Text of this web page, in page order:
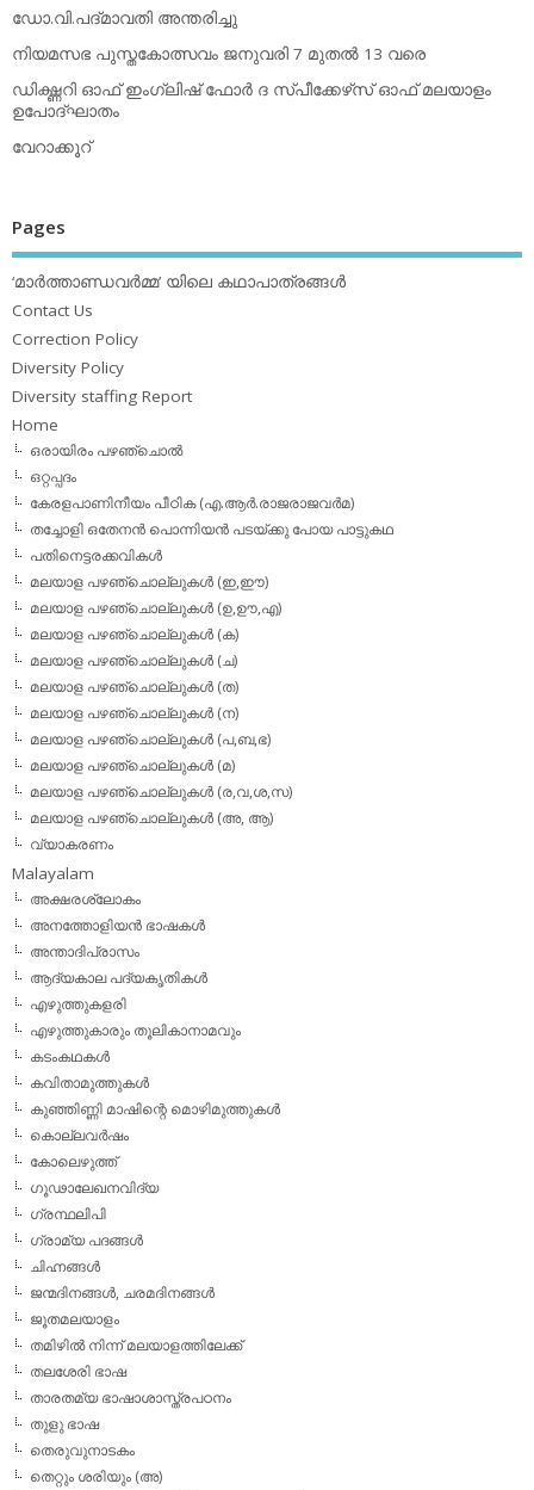
ഡോ.വി.പദ്മാവതി അന്തരിച്ചു
നിയമസഭ പുസ്തകോത്സവം ജനുവരി 7 മുതല്‍ 13 വരെ
ഡിക്ഷ്ണറി ഓഫ് ഇംഗ്ലിഷ് ഫോര്‍ ദ സ്പീക്കേഴ്‌സ് ഓഫ് മലയാളം
ഉപോദ്ഘാതം
വേറാക്കൂറ്
Pages
‘മാര്‍ത്താണ്ഡവര്‍മ്മ’ യിലെ കഥാപാത്രങ്ങള്‍
Contact Us
Correction Policy
Diversity Policy
Diversity staffing Report
Home
ഒരായിരം പഴഞ്ചൊല്‍
ഒറ്റപ്പദം
കേരളപാണിനീയം പീഠിക (എ.ആര്‍.രാജരാജവര്‍മ)
തച്ചോളി ഒതേനൻ പൊന്നിയൻ പടയ്‌ക്കു പോയ പാട്ടുകഥ
പതിനെട്ടരക്കവികള്‍
മലയാള പഴഞ്ചൊല്ലുകള്‍ (ഇ,ഈ)
മലയാള പഴഞ്ചൊല്ലുകള്‍ (ഉ,ഊ,എ)
മലയാള പഴഞ്ചൊല്ലുകള്‍ (ക)
മലയാള പഴഞ്ചൊല്ലുകള്‍ (ച)
മലയാള പഴഞ്ചൊല്ലുകള്‍ (ത)
മലയാള പഴഞ്ചൊല്ലുകള്‍ (ന)
മലയാള പഴഞ്ചൊല്ലുകള്‍ (പ,ബ,ഭ)
മലയാള പഴഞ്ചൊല്ലുകള്‍ (മ)
മലയാള പഴഞ്ചൊല്ലുകള്‍ (ര,വ,ശ,സ)
മലയാള പഴഞ്ചൊല്ലുകൾ (അ, ആ)
വ്യാകരണം
Malayalam
അക്ഷരശ്ലോകം
അനത്തോളിയന്‍ ഭാഷകള്‍
അന്താദിപ്രാസം
ആദ്യകാല പദ്യകൃതികള്‍
എഴുത്തുകളരി
എഴുത്തുകാരും തൂലികാനാമവും
കടംകഥകള്‍
കവിതാമുത്തുകള്‍
കുഞ്ഞിണ്ണി മാഷിന്റെ മൊഴിമുത്തുകള്‍
കൊല്ലവര്‍ഷം
കോലെഴുത്ത്
ഗൂഢാലേഖനവിദ്യ
ഗ്രന്ഥലിപി
ഗ്രാമ്യ പദങ്ങള്‍
ചിഹ്നങ്ങള്‍
ജന്മദിനങ്ങള്‍, ചരമദിനങ്ങള്‍
ജൂതമലയാളം
തമിഴില്‍ നിന്ന് മലയാളത്തിലേക്ക്
തലശേരി ഭാഷ
താരതമ്യ ഭാഷാശാസ്ത്രപഠനം
തുളു ഭാഷ
തെരുവുനാടകം
തെറ്റും ശരിയും (അ)